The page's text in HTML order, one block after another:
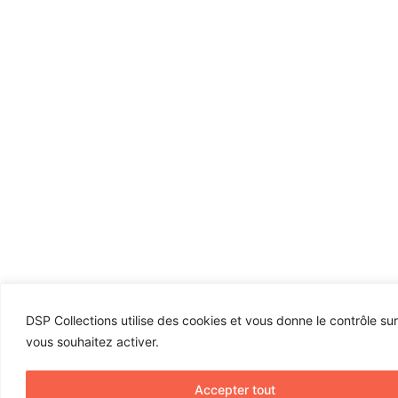
DSP Collections utilise des cookies et vous donne le contrôle
vous souhaitez activer.
Accepter tout